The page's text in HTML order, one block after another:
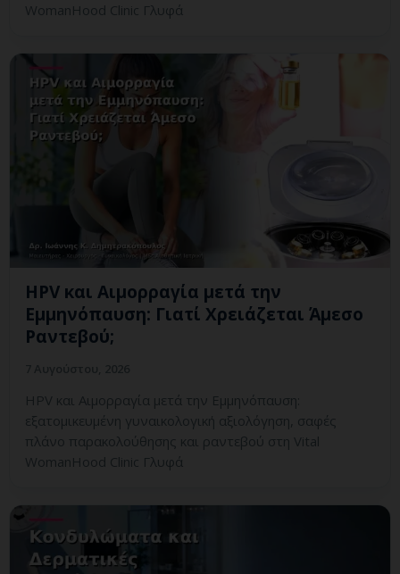
WomanHood Clinic Γλυφά
HPV και Αιμορραγία μετά την
Εμμηνόπαυση: Γιατί Χρειάζεται Άμεσο
Ραντεβού;
HPV και Αιμορραγία μετά την Εμμηνόπαυση:
εξατομικευμένη γυναικολογική αξιολόγηση, σαφές
πλάνο παρακολούθησης και ραντεβού στη Vital
WomanHood Clinic Γλυφά